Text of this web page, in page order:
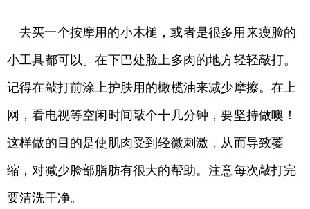
去买一个按摩用的小木槌，或者是很多用来瘦脸的
小工具都可以。在下巴处脸上多肉的地方轻轻敲打。
记得在敲打前涂上护肤用的橄榄油来减少摩擦。在上
网，看电视等空闲时间敲个十几分钟，要坚持做噢！
这样做的目的是使肌肉受到轻微刺激，从而导致萎
缩，对减少脸部脂肪有很大的帮助。注意每次敲打完
要清洗干净。